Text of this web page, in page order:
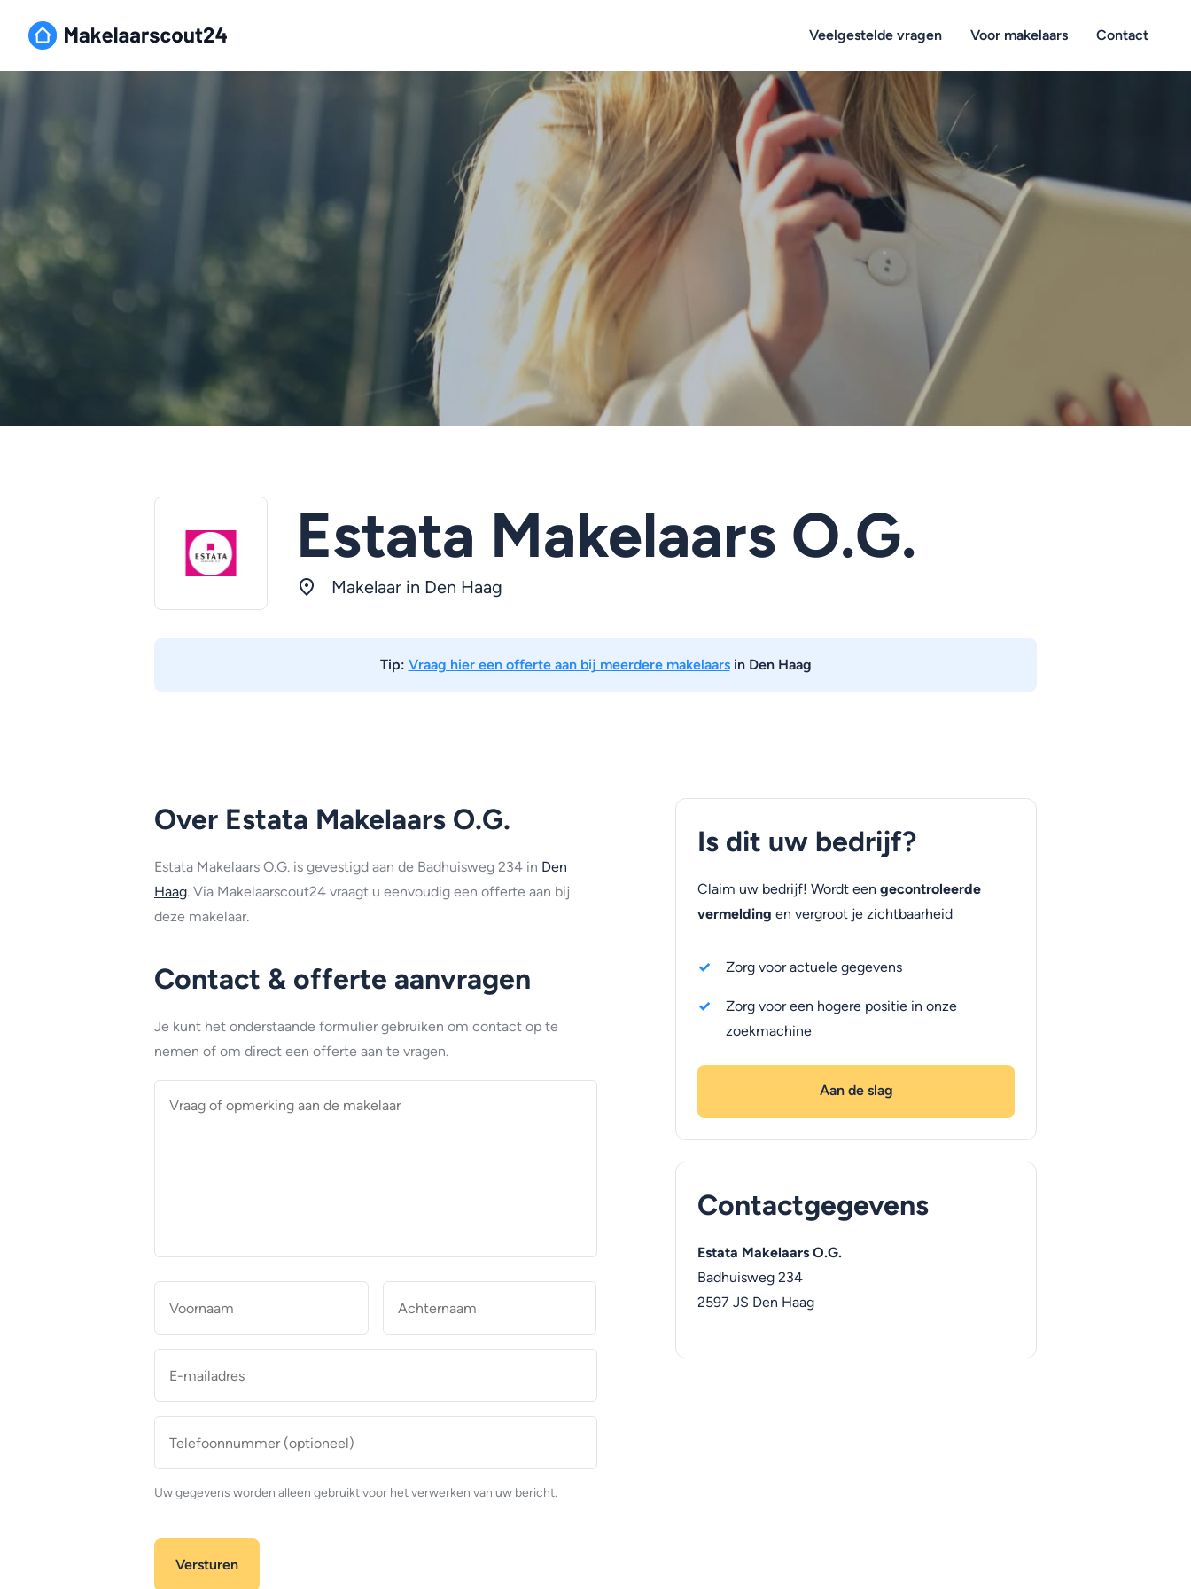
Veelgestelde vragen Voor makelaars Contact
Estata Makelaars O.G.
Makelaar in Den Haag
Tip: Vraag hier een offerte aan bij meerdere makelaarsin Den Haag
Over Estata Makelaars O.G.
Estata Makelaars O.G. is gevestigd aan de Badhuisweg 234 in Den
Haag. Via Makelaarscout24 vraagt u eenvoudig een offerte aan bij
deze makelaar.
Contact & offerte aanvragen
Je kunt het onderstaande formulier gebruiken om contact op te
nemen of om direct een offerte aan te vragen.
mailadres *
(optioneel)
Uw gegevens worden alleen gebruikt voor het verwerken van uw bericht.
Is dit uw bedrijf?
Claim uw bedrijf! Wordt een gecontroleerde
vermelding en vergroot je zichtbaarheid
Zorg voor actuele gegevens
Zorg voor een hogere positie in onze
zoekmachine
Aan de slag
Contactgegevens
Estata Makelaars O.G.
Badhuisweg 234
2597 JS Den Haag